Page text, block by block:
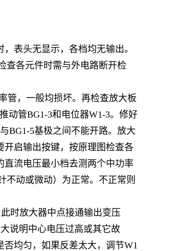
表头无显示，各档均无输出。
查各元件时需与外电路断开检
管，一般均损坏。再检查放大板
动管BG1-3和电位器W1-3。修好
BG1-5基极之间不能开路。放大
启输出按键，按原理图检查各
流电压最小档去测两个中功率
不动或微动）为正常。不正常则
时放大器中点接通输出变压
说明中心电压过高或其它故
均匀，如果反差太大，调节W1